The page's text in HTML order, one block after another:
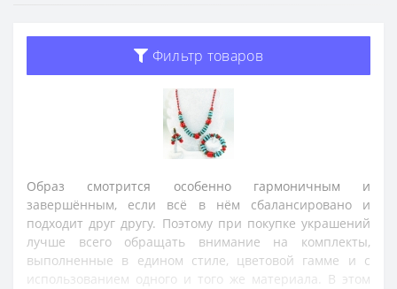
Фильтр товаров
Образ смотрится особенно гармоничным и
завершённым, если всё в нём сбалансировано и
подходит друг другу. Поэтому при покупке украшений
лучше всего обращать внимание на комплекты,
выполненные в едином стиле, цветовой гамме и с
использованием одного и того же материала. В этом